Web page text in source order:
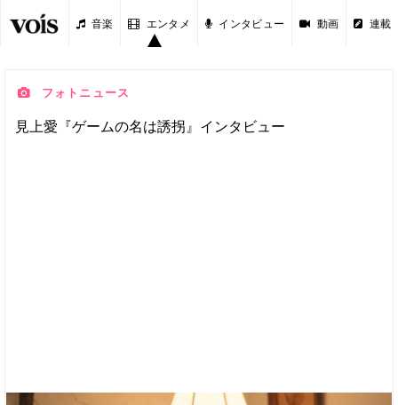
音楽 エンタメ インタビュー 動画 連載
フォトニュース
見上愛『ゲームの名は誘拐』インタビュー